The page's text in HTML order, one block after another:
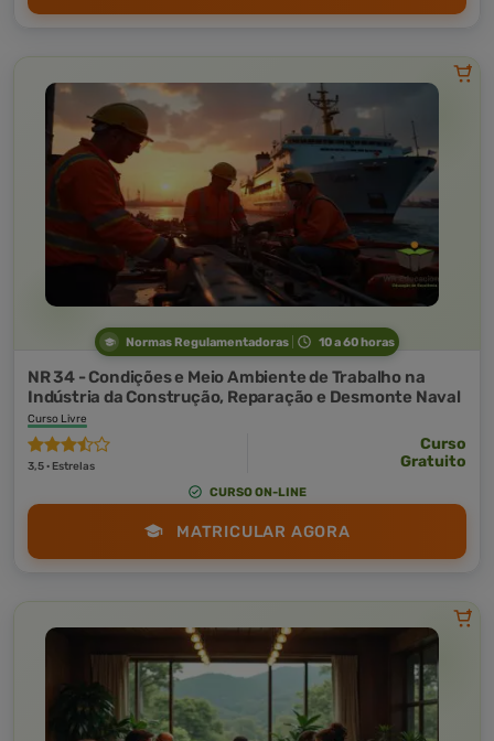
Normas Regulamentadoras 10 a 60 horas
NR 34 - Condições e Meio Ambiente de Trabalho na
Indústria da Construção, Reparação e Desmonte Naval
Curso Livre
3,5 · Estrelas
Curso
Gratuito
CURSO ON-LINE
MATRICULAR AGORA